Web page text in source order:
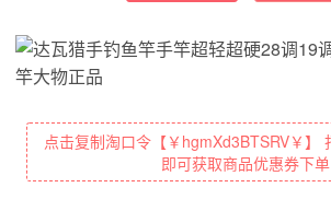
点击复制淘口令【￥hgmXd3BTSRV￥】 打开【手机淘宝】
即可获取商品优惠券下单